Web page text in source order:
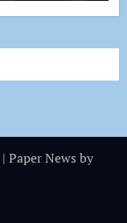
| Paper News by